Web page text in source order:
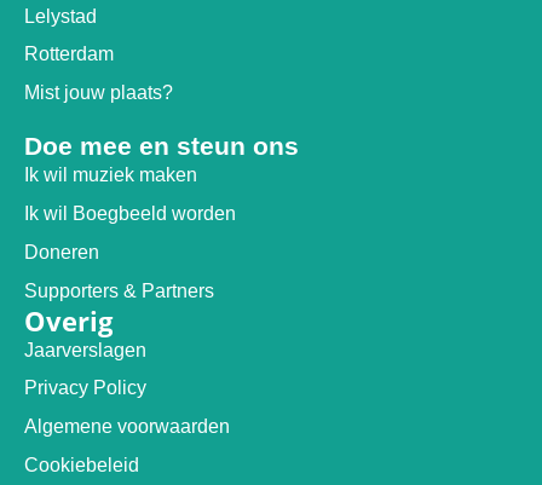
Lelystad
Rotterdam
Mist jouw plaats?
Doe mee en steun ons
Ik wil muziek maken
Ik wil Boegbeeld worden
Doneren
Supporters & Partners
Overig
Jaarverslagen
Privacy Policy
Algemene voorwaarden
Cookiebeleid